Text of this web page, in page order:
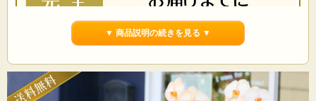
事前にお電話での確認をおすすめしています。在庫がある
状態でご注文をいただきましても「商品確保」をお約束す
▼ 商品説明の続きを見る ▼